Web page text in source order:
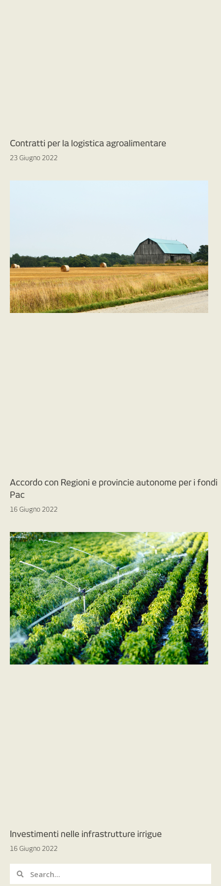
Contratti per la logistica agroalimentare
23 Giugno 2022
Accordo con Regioni e provincie autonome per i fondi
Pac
16 Giugno 2022
Investimenti nelle infrastrutture irrigue
16 Giugno 2022